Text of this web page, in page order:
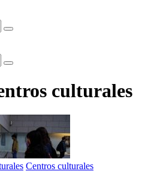
culturales
Centros culturales